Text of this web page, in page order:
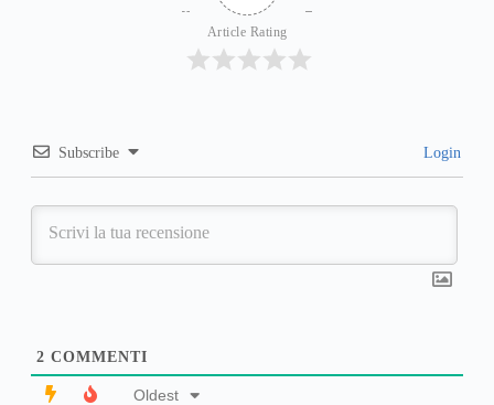
Article Rating
Subscribe Login
2 COMMENTI
Oldest